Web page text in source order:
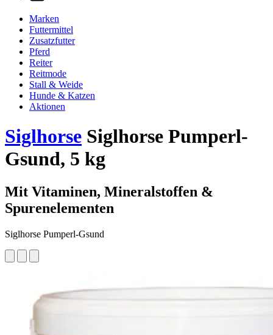
Marken
Futtermittel
Zusatzfutter
Pferd
Reiter
Reitmode
Stall & Weide
Hunde & Katzen
Aktionen
Siglhorse Siglhorse Pumperl-
Gsund, 5 kg
Mit Vitaminen, Mineralstoffen &
Spurenelementen
Siglhorse Pumperl-Gsund